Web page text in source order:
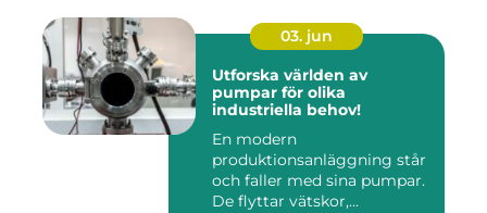
03. jun
Utforska världen av
pumpar för olika
industriella behov!
En modern
produktionsanläggning står
och faller med sina pumpar.
De flyttar vätskor,...